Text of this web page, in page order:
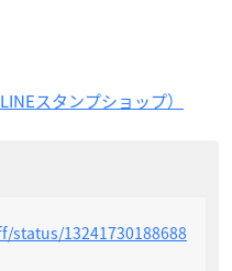
スタンプショップ）
13241730188688